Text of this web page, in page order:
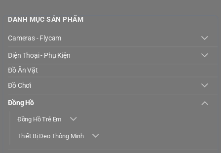
DANH MỤC SẢN PHẨM
Cameras - Flycam
Điện Thoại - Phụ Kiện
Đồ Ăn Vặt
Đồ Chơi
Đồng Hồ
Đồng Hồ Trẻ Em
Thiết Bị Đeo Thông Minh